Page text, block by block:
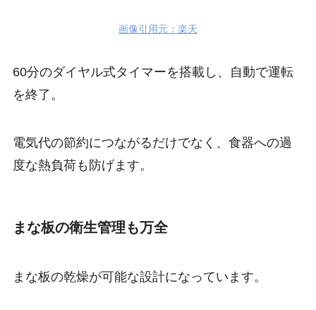
画像引用元：楽天
60分のダイヤル式タイマーを搭載し、自動で運転
を終了。
電気代の節約につながるだけでなく、食器への過
度な熱負荷も防げます。
まな板の衛生管理も万全
まな板の乾燥が可能な設計になっています。